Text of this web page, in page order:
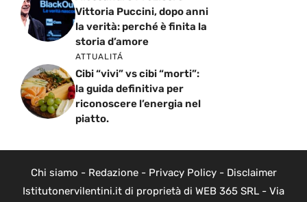
Vittoria Puccini, dopo anni
la verità: perché è finita la
storia d’amore
ATTUALITÁ
Cibi “vivi” vs cibi “morti”:
la guida definitiva per
riconoscere l’energia nel
piatto.
Chi siamo - Redazione- Privacy Policy- Disclaimer
Istitutonervilentini.it di proprietà di WEB 365 SRL - Via